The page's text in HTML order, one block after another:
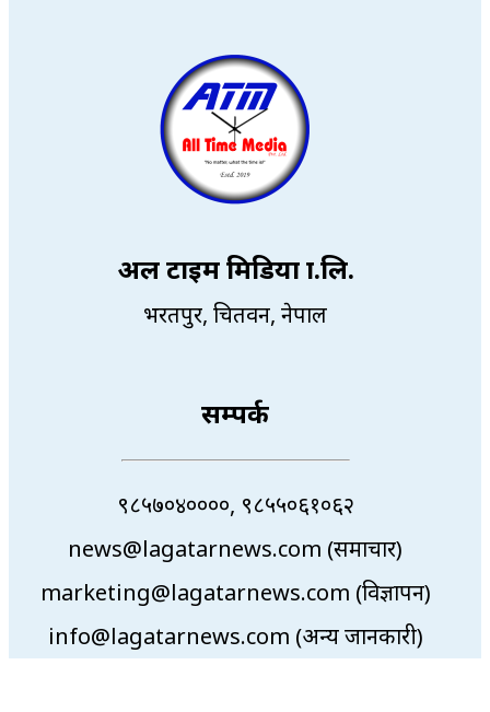
अल टाइम मिडिया प्रा.लि.
भरतपुर, चितवन, नेपाल
सम्पर्क
९८५७०४००००, ९८५५०६१०६२
news@lagatarnews.com (समाचार)
marketing@lagatarnews.com (विज्ञापन)
info@lagatarnews.com (अन्य जानकारी)